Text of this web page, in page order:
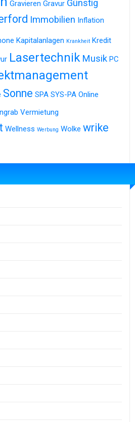
Gravieren Gravur Günstig
Immobilien Inflation
Kapitalanlagen Krankheit Kredit
Lasertechnik Musik PC
Sonne SPA SYS-PA Online
Vermietung
Wellness Werbung Wolke wrike